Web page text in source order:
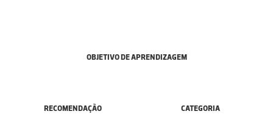
OBJETIVO DE APRENDIZAGEM
RECOMENDAÇÃO CATEGORIA